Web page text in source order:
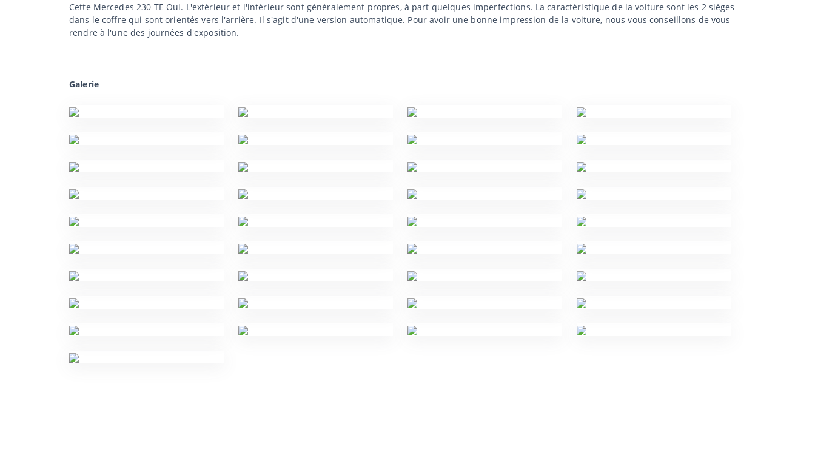
Cette Mercedes 230 TE Oui. L'extérieur et l'intérieur sont généralement propres, à part quelques imperfections. La caractéristique de la voiture sont les 2 sièges
dans le coffre qui sont orientés vers l'arrière. Il s'agit d'une version automatique. Pour avoir une bonne impression de la voiture, nous vous conseillons de vous
rendre à l'une des journées d'exposition.
Galerie